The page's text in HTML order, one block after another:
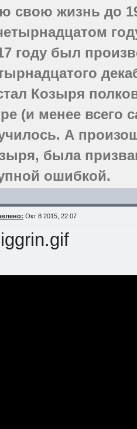
свою жизнь до
году был
Козыря
(и менее всего
А
была
ошибкой.
Окт 8 2015, 22:07